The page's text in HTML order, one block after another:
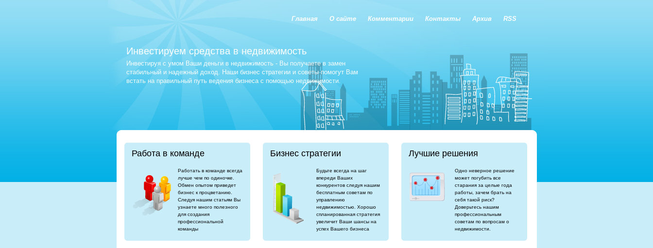
Главная О сайте Комментарии Контакты Архив RSS
Инвестируем средства в недвижимость
Инвестируя с умом Ваши деньги в недвижимость - Вы получаете в замен
стабильный и надежный доход. Наши бизнес стратегии и советы помогут Вам
встать на правильный путь ведения бизнеса с помощью недвижимости.
Работа в команде
Работать в команде всегда
лучше чем по одиночке.
Обмен опытом приведет
бизнес к процветанию.
Следуя нашим статьям Вы
узнаете много полезного
для создания
профессиональной
команды
Бизнес стратегии
Будьте всегда на шаг
впереди Ваших
конкурентов следуя нашим
бесплатным советам по
управлению
недвижимостью. Хорошо
спланированная стратегия
увеличит Ваши шансы на
успех Вашего бизнеса
Лучшие решения
Одно неверное решение
может погубить все
старания за целые года
работы, зачем брать на
себя такой риск?
Доверьтесь нашим
профессиональным
советам по вопросам о
недвижимости.